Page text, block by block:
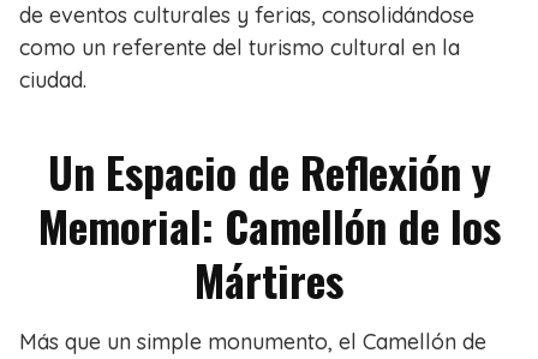
de eventos culturales y ferias, consolidándose
como un referente del turismo cultural en la
ciudad.
Un Espacio de Reflexión y
Memorial: Camellón de los
Mártires
Más que un simple monumento, el Camellón de